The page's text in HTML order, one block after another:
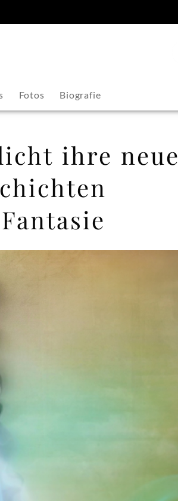
Fotos Biografie
ihre neue